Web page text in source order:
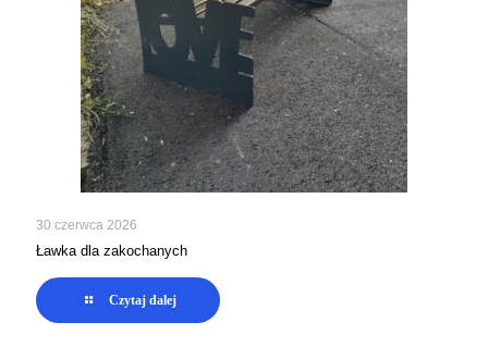
30 czerwca 2026
Ławka dla zakochanych
Czytaj dalej